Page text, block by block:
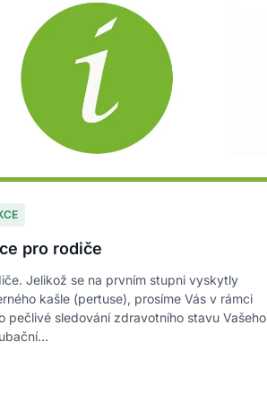
pro rodiče
Jelikož se na prvním stupni vyskytly
kašle (pertuse), prosíme Vás v rámci
pečlivé sledování zdravotního stavu Vašeho